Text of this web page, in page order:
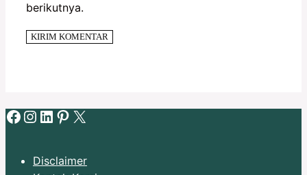
berikutnya.
Facebook
Instagram
LinkedIn
Pinterest
X
Disclaimer